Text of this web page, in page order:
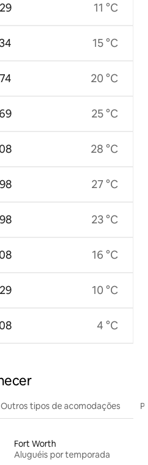
11 °C
15 °C
20 °C
25 °C
28 °C
27 °C
23 °C
16 °C
10 °C
4 °C
Outros tipos de acomodações
Fort Worth
Aluguéis por temporada